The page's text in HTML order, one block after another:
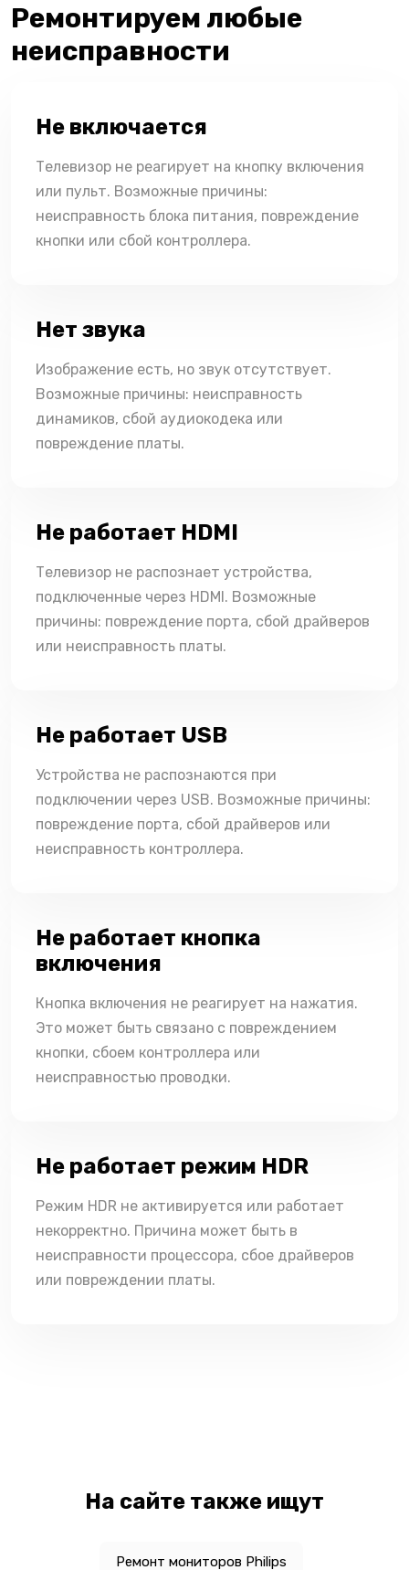
Ремонтируем любые
неисправности
Не включается
Телевизор не реагирует на кнопку включения
или пульт. Возможные причины:
неисправность блока питания, повреждение
кнопки или сбой контроллера.
Нет звука
Изображение есть, но звук отсутствует.
Возможные причины: неисправность
динамиков, сбой аудиокодека или
повреждение платы.
Не работает HDMI
Телевизор не распознает устройства,
подключенные через HDMI. Возможные
причины: повреждение порта, сбой драйверов
или неисправность платы.
Не работает USB
Устройства не распознаются при
подключении через USB. Возможные причины:
повреждение порта, сбой драйверов или
неисправность контроллера.
Не работает кнопка
включения
Кнопка включения не реагирует на нажатия.
Это может быть связано с повреждением
кнопки, сбоем контроллера или
неисправностью проводки.
Не работает режим HDR
Режим HDR не активируется или работает
некорректно. Причина может быть в
неисправности процессора, сбое драйверов
или повреждении платы.
На сайте также ищут
Ремонт мониторов Philips